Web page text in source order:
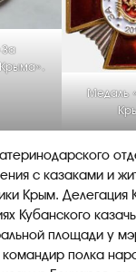
Медаль
с казаками и
Крым. Делегация
Кубанского
площади у
полка